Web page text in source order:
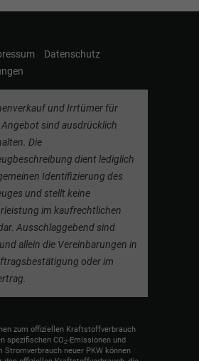
Datenschutz
und Irrtümer für
Angebot sind ausdrücklich
Die
dient lediglich
Identifizierung des
und stellt keine
im kaufrechtlichen
Ausschlaggebend sind
allein die Vereinbarungen in
oder im
zum offiziellen Kraftstoffverbrauch
spezifischen CO2-Emissionen und
Stromverbrauch neuer PKW können